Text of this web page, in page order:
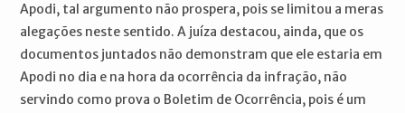
Apodi, tal argumento não prospera, pois se limitou a meras
alegações neste sentido. A juíza destacou, ainda, que os
documentos juntados não demonstram que ele estaria em
Apodi no dia e na hora da ocorrência da infração, não
servindo como prova o Boletim de Ocorrência, pois é um